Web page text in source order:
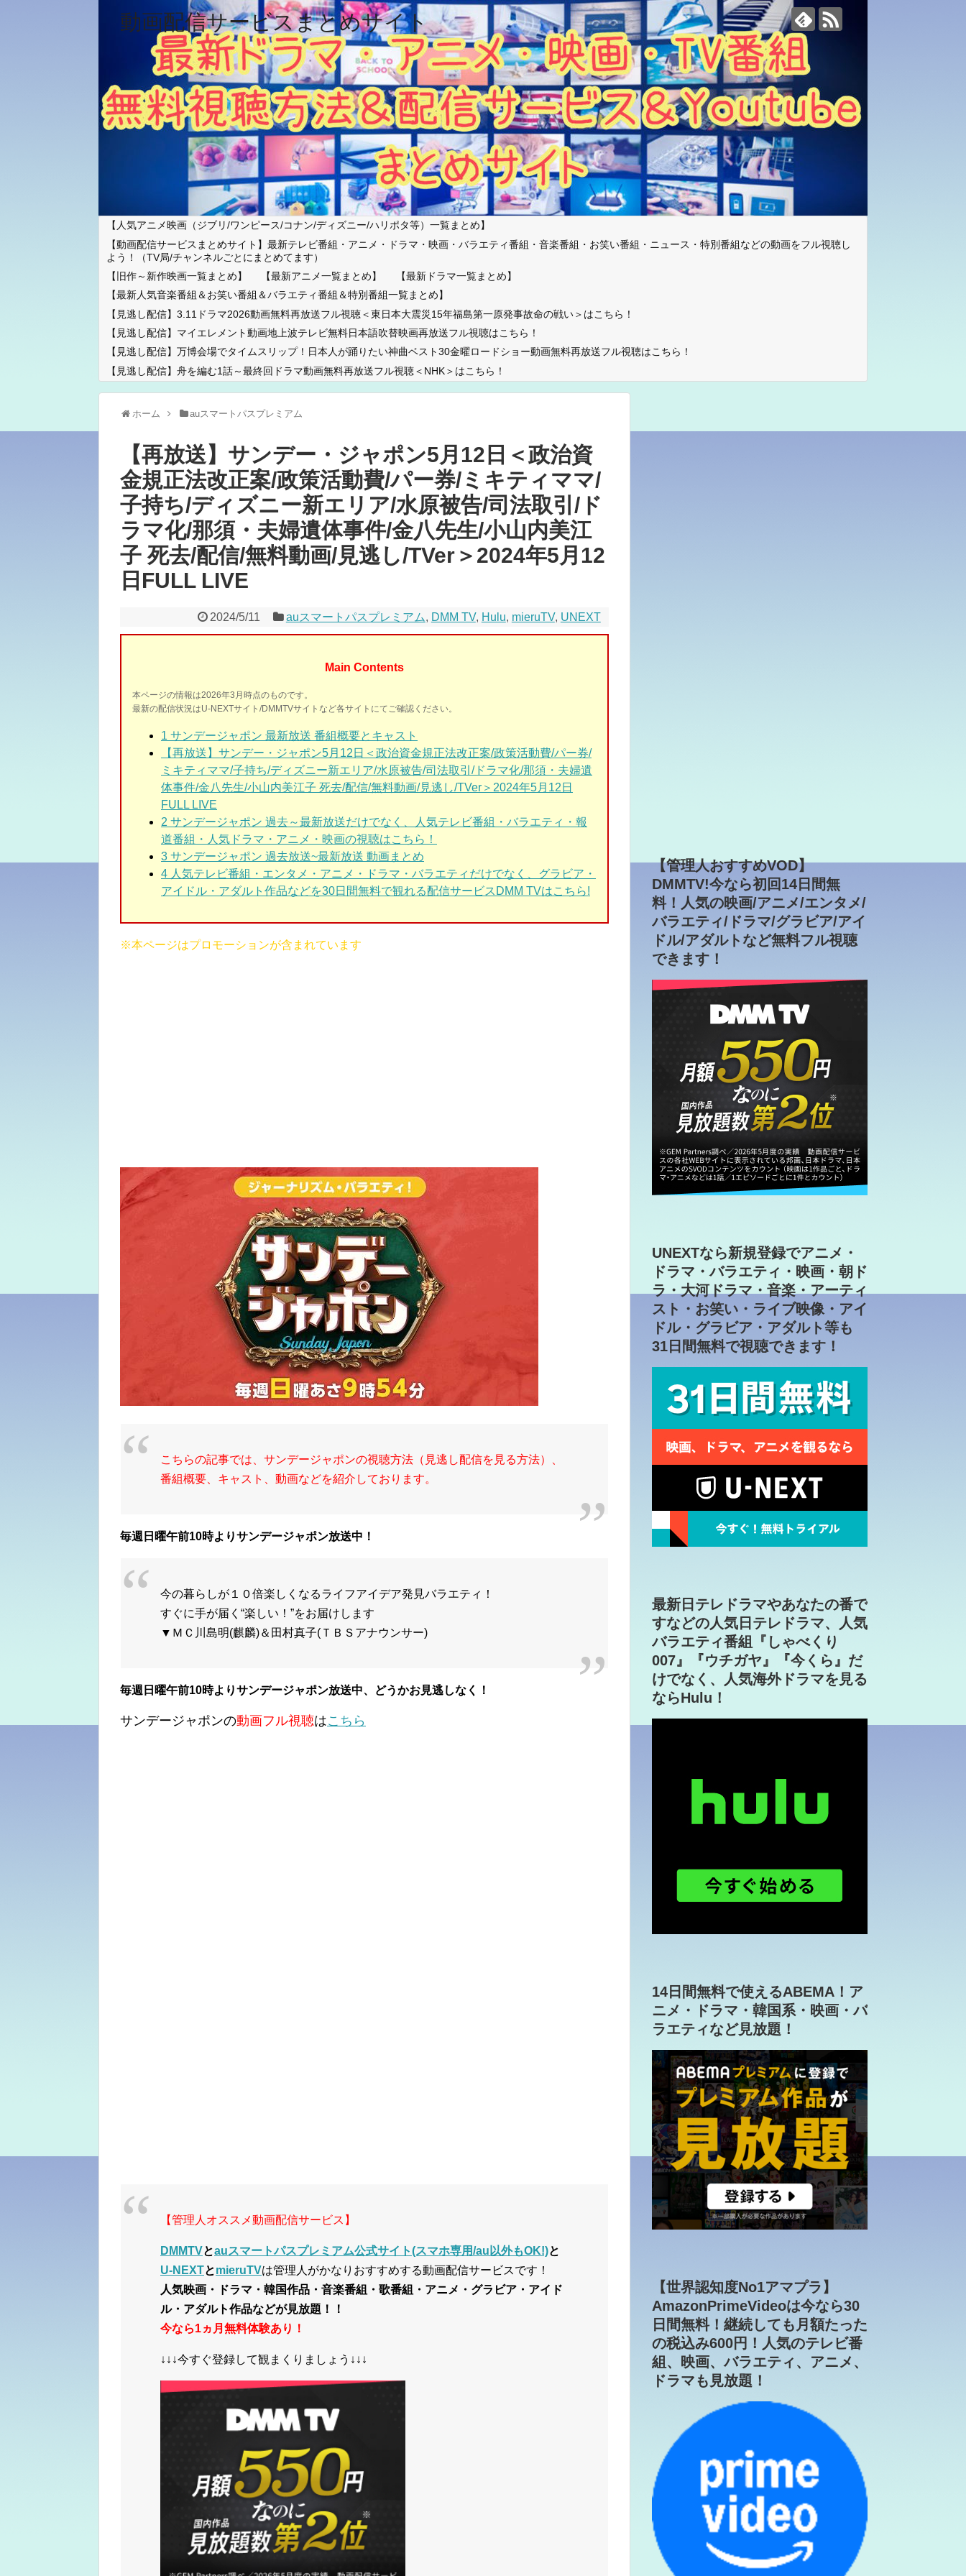
動画配信サービスまとめサイト
【人気アニメ映画（ジブリ/ワンピース/コナン/ディズニー/ハリポタ等）一覧まとめ】
【動画配信サービスまとめサイト】最新テレビ番組・アニメ・ドラマ・映画・バラエティ番組・音楽番組・お笑い番組・ニュース・特別番組などの動画をフル視聴し
よう！（TV局/チャンネルごとにまとめてます）
【旧作～新作映画一覧まとめ】
【最新アニメ一覧まとめ】
【最新ドラマ一覧まとめ】
【最新人気音楽番組＆お笑い番組＆バラエティ番組＆特別番組一覧まとめ】
【見逃し配信】3.11ドラマ2026動画無料再放送フル視聴＜東日本大震災15年福島第一原発事故命の戦い＞はこちら！
【見逃し配信】マイエレメント動画地上波テレビ無料日本語吹替映画再放送フル視聴はこちら！
【見逃し配信】万博会場でタイムスリップ！日本人が踊りたい神曲ベスト30金曜ロードショー動画無料再放送フル視聴はこちら！
【見逃し配信】舟を編む1話～最終回ドラマ動画無料再放送フル視聴＜NHK＞はこちら！
ホーム auスマートパスプレミアム
【再放送】サンデー・ジャポン5月12日＜政治資
金規正法改正案/政策活動費/パー券/ミキティママ/
子持ち/ディズニー新エリア/水原被告/司法取引/ド
ラマ化/那須・夫婦遺体事件/金八先生/小山内美江
子 死去/配信/無料動画/見逃し/TVer＞2024年5月12
日FULL LIVE
2024/5/11 auスマートパスプレミアム, DMM TV, Hulu, mieruTV, UNEXT
Main Contents
本ページの情報は2026年3月時点のものです。
最新の配信状況はU-NEXTサイト/DMMTVサイトなど各サイトにてご確認ください。
1 サンデージャポン 最新放送 番組概要とキャスト
【再放送】サンデー・ジャポン5月12日＜政治資金規正法改正案/政策活動費/パー券/
ミキティママ/子持ち/ディズニー新エリア/水原被告/司法取引/ドラマ化/那須・夫婦遺
体事件/金八先生/小山内美江子 死去/配信/無料動画/見逃し/TVer＞2024年5月12日
FULL LIVE
2 サンデージャポン 過去～最新放送だけでなく、人気テレビ番組・バラエティ・報
道番組・人気ドラマ・アニメ・映画の視聴はこちら！
3 サンデージャポン 過去放送~最新放送 動画まとめ
4 人気テレビ番組・エンタメ・アニメ・ドラマ・バラエティだけでなく、グラビア・
アイドル・アダルト作品などを30日間無料で観れる配信サービスDMM TVはこちら!
※本ページはプロモーションが含まれています
こちらの記事では、サンデージャポンの視聴方法（見逃し配信を見る方法）、
番組概要、キャスト、動画などを紹介しております。
毎週日曜午前10時よりサンデージャポン放送中！
今の暮らしが１０倍楽しくなるライフアイデア発見バラエティ！
すぐに手が届く“楽しい！”をお届けします
▼ＭＣ川島明(麒麟)＆田村真子(ＴＢＳアナウンサー)
毎週日曜午前10時よりサンデージャポン放送中、どうかお見逃しなく！
サンデージャポンの動画フル視聴はこちら
【管理人オススメ動画配信サービス】
DMMTVとauスマートパスプレミアム公式サイト(スマホ専用/au以外もOK!)と
U-NEXTとmieruTVは管理人がかなりおすすめする動画配信サービスです！
人気映画・ドラマ・韓国作品・音楽番組・歌番組・アニメ・グラビア・アイド
ル・アダルト作品などが見放題！！
今なら1ヵ月無料体験あり！
↓↓↓今すぐ登録して観まくりましょう↓↓↓
【管理人おすすめVOD】
DMMTV!今なら初回14日間無
料！人気の映画/アニメ/エンタメ/
バラエティ/ドラマ/グラビア/アイ
ドル/アダルトなど無料フル視聴
できます！
UNEXTなら新規登録でアニメ・
ドラマ・バラエティ・映画・朝ド
ラ・大河ドラマ・音楽・アーティ
スト・お笑い・ライブ映像・アイ
ドル・グラビア・アダルト等も
31日間無料で視聴できます！
最新日テレドラマやあなたの番で
すなどの人気日テレドラマ、人気
バラエティ番組『しゃべくり
007』『ウチガヤ』『今くら』だ
けでなく、人気海外ドラマを見る
ならHulu！
14日間無料で使えるABEMA！ア
ニメ・ドラマ・韓国系・映画・バ
ラエティなど見放題！
【世界認知度No1アマプラ】
AmazonPrimeVideoは今なら30
日間無料！継続しても月額たった
の税込み600円！人気のテレビ番
組、映画、バラエティ、アニメ、
ドラマも見放題！